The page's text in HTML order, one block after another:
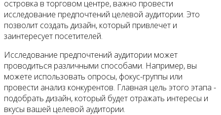
островка в торговом центре, важно провести
исследование предпочтений целевой аудитории. Это
позволит создать дизайн, который привлечет и
заинтересует посетителей.
Исследование предпочтений аудитории может
проводиться различными способами. Например, вы
можете использовать опросы, фокус-группы или
провести анализ конкурентов. Главная цель этого этапа -
подобрать дизайн, который будет отражать интересы и
вкусы вашей целевой аудитории.